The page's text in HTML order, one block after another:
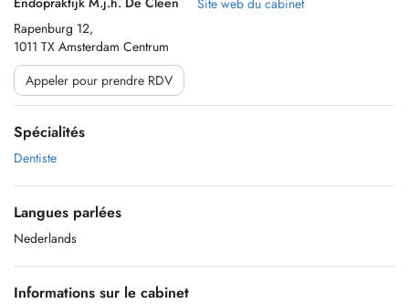
Rapenburg 12,
1011 TX Amsterdam Centrum
Site web du cabinet
Appeler pour prendre RDV
Spécialités
Dentiste
Langues parlées
Nederlands
Informations sur le cabinet